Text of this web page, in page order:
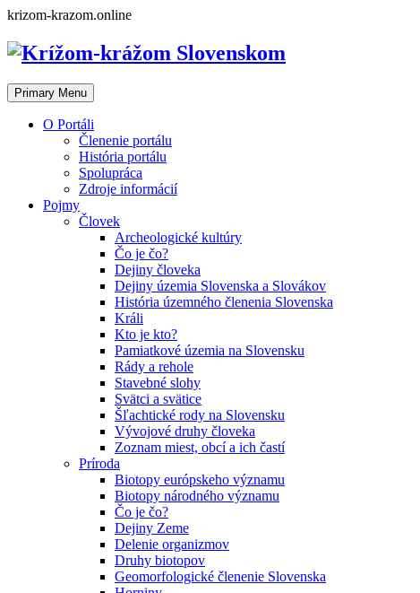
Skip
content
krizom-krazom.online
Primary Menu
O Portáli
Členenie portálu
História portálu
Spolupráca
Zdroje informácií
Pojmy
Človek
Archeologické kultúry
Čo je čo?
Dejiny človeka
Dejiny územia Slovenska a Slovákov
História územného členenia Slovenska
Králi
Kto je kto?
Pamiatkové územia na Slovensku
Rády a rehole
Stavebné slohy
Svätci a svätice
Šľachtické rody na Slovensku
Vývojové druhy človeka
Zoznam miest, obcí a ich častí
Príroda
Biotopy európskeho významu
Biotopy národného významu
Čo je čo?
Dejiny Zeme
Delenie organizmov
Druhy biotopov
Geomorfologické členenie Slovenska